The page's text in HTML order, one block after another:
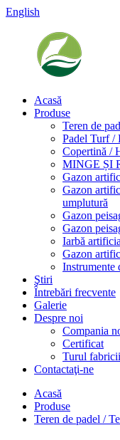
English
Acasă
Produse
Teren de
Padel Turf /
Copertină /
MINGE ȘI
Gazon
Gazon
umplutură
Gazon
Gazon
Iarbă
Gazon
Instrumente
Ştiri
Întrebări frecvente
Galerie
Despre noi
Compania
Certificat
Turul fabricii
Contactaţi-ne
Acasă
Produse
Teren de padel /